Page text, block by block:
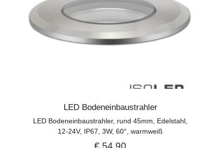
LED Bodeneinbaustrahler
LED Bodeneinbaustrahler, rund 45mm, Edelstahl,
12-24V, IP67, 3W, 60°, warmweiß